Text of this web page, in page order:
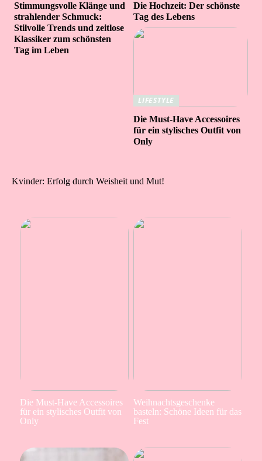
Stimmungsvolle Klänge und
strahlender Schmuck:
Stilvolle Trends und zeitlose
Klassiker zum schönsten
Tag im Leben
Die Hochzeit: Der schönste
Tag des Lebens
LIFESTYLE
Die Must-Have Accessoires
für ein stylisches Outfit von
Only
Kvinder: Erfolg durch Weisheit und Mut!
Die Must-Have Accessoires
für ein stylisches Outfit von
Only
Weihnachtsgeschenke
basteln: Schöne Ideen für das
Fest